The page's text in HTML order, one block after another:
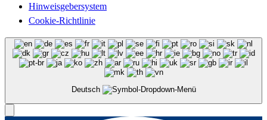
Hinweisgebersystem
Cookie-Richtlinie
Deutsch